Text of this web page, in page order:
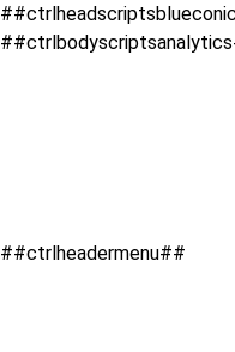
##ctrlheadermenu##